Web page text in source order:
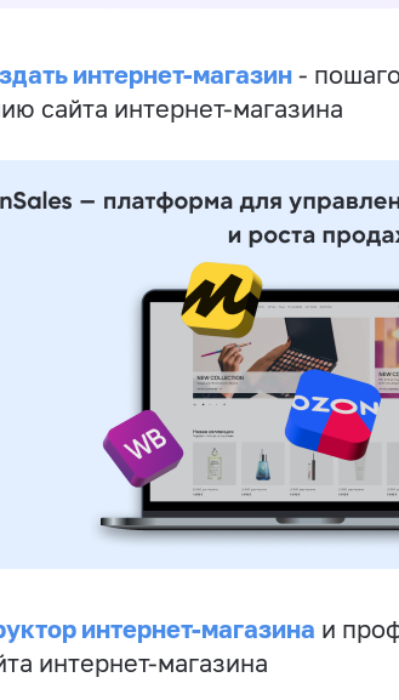
интернет-магазин -
сайта интернет-магазина
интернет-магазина и
интернет-магазина